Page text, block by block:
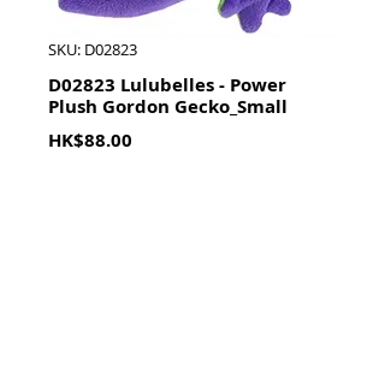
SKU: D02823
D02823 Lulubelles - Power
Plush Gordon Gecko_Small
HK$88.00